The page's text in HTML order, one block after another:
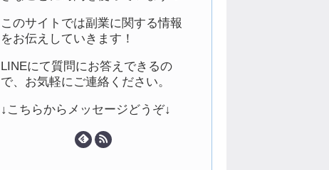
このサイトでは副業に関する情報
をお伝えしていきます！
LINEにて質問にお答えできるの
で、お気軽にご連絡ください。
↓こちらからメッセージどうぞ↓